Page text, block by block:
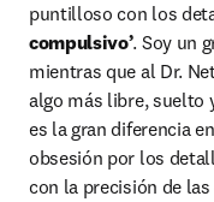
puntilloso con los
compulsivo’. Soy un
mientras que al Dr.
algo más libre, suelto
es la gran diferencia
obsesión por los
con la precisión de